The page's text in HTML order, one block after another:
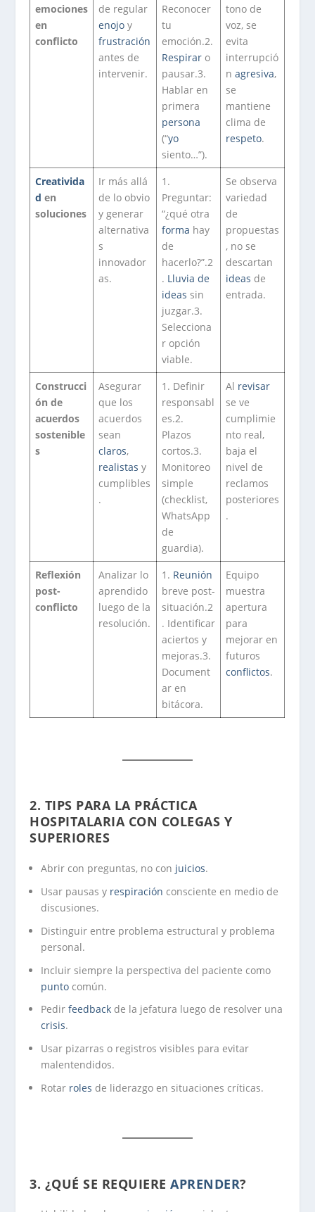
emociones
en
conflicto
de regular
enojo y
frustración
antes de
intervenir.
Reconocer
tu
emoción.2.
Respirar o
pausar.3.
Hablar en
primera
persona
(“yo
siento…”).
tono de
voz, se
evita
interrupció
nagresiva,
se
mantiene
clima de
respeto.
Creativida
d en
soluciones
Ir más allá
de lo obvio
y generar
alternativa
s
innovador
as.
1.
Preguntar:
“¿qué otra
forma hay
de
hacerlo?”.2
. Lluvia de
ideas sin
juzgar.3.
Selecciona
r opción
viable.
Se observa
variedad
de
propuestas
, no se
descartan
ideas de
entrada.
Construcci
ón de
acuerdos
sostenible
s
Asegurar
que los
acuerdos
sean
claros,
realistas y
cumplibles
.
1. Definir
responsabl
es.2.
Plazos
cortos.3.
Monitoreo
simple
(checklist,
WhatsApp
de
guardia).
Al revisar
se ve
cumplimie
nto real,
baja el
nivel de
reclamos
posteriores
.
Reflexión
post-
conflicto
Analizar lo
aprendido
luego de la
resolución.
1. Reunión
breve post-
situación.2
. Identificar
aciertos y
mejoras.3.
Document
ar en
bitácora.
Equipo
muestra
apertura
para
mejorar en
futuros
conflictos.
2. TIPS PARA LA PRÁCTICA
HOSPITALARIA CON COLEGAS Y
SUPERIORES
Abrir con preguntas, no con juicios.
Usar pausas y respiración consciente en medio de
discusiones.
Distinguir entre problema estructural y problema
personal.
Incluir siempre la perspectiva del paciente como
punto común.
Pedirfeedback de la jefatura luego de resolver una
crisis.
Usar pizarras o registros visibles para evitar
malentendidos.
Rotar roles de liderazgo en situaciones críticas.
3. ¿QUÉ SE REQUIEREAPRENDER?